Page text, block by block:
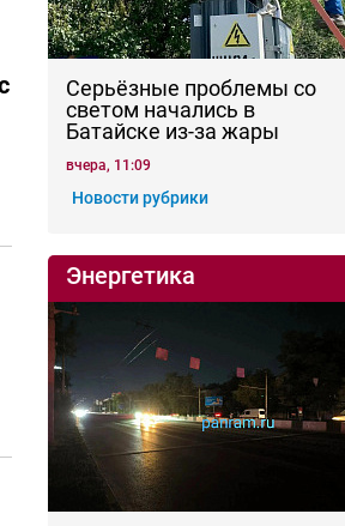
Серьёзные проблемы со
светом начались в
Батайске из-за жары
вчера, 11:09
Новости рубрики
Энергетика